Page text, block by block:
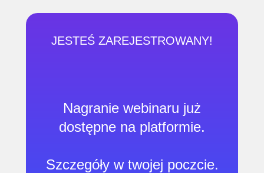
JESTEŚ ZAREJESTROWANY!
Nagranie webinaru już
dostępne na platformie.
Szczegóły w twojej poczcie.